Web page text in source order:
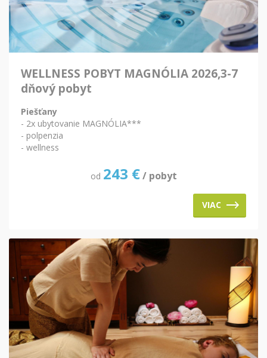
WELLNESS POBYT MAGNÓLIA 2026,3-7
dňový pobyt
Piešťany
- 2x ubytovanie MAGNÓLIA***
- polpenzia
- wellness
od 243 € / pobyt
VIAC